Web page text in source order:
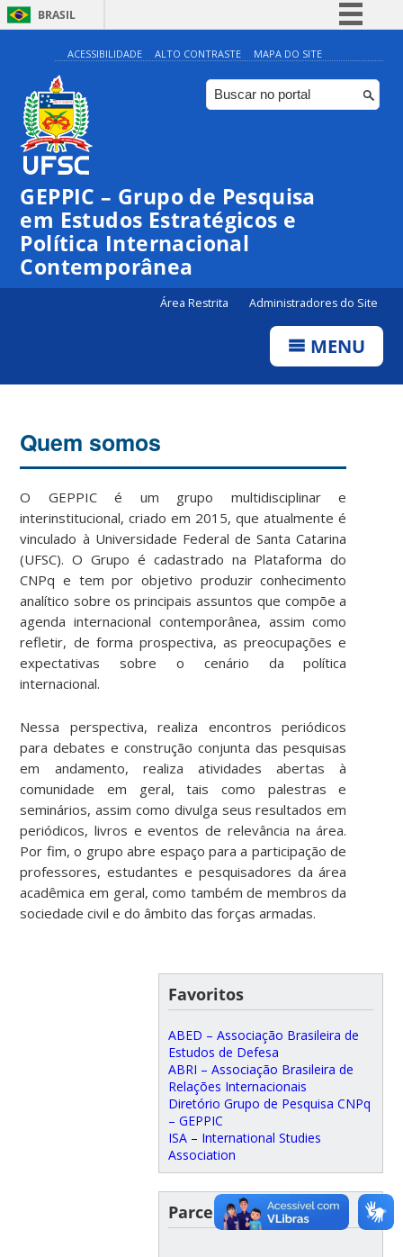
BRASIL
Simplifique!
Comunica BR
Participe
Canais
ACESSIBILIDADE ALTO CONTRASTE MAPA DO SITE
GEPPIC – Grupo de Pesquisa
em Estudos Estratégicos e
Política Internacional
Contemporânea
Área Restrita Administradores do Site
MENU
Quem somos
O GEPPIC é um grupo multidisciplinar e
interinstitucional, criado em 2015, que atualmente é
vinculado à Universidade Federal de Santa Catarina
(UFSC). O Grupo é cadastrado na Plataforma do
CNPq e tem por objetivo produzir conhecimento
analítico sobre os principais assuntos que compõe a
agenda internacional contemporânea, assim como
refletir, de forma prospectiva, as preocupações e
expectativas sobre o cenário da política
internacional.
Nessa perspectiva, realiza encontros periódicos
para debates e construção conjunta das pesquisas
em andamento, realiza atividades abertas à
comunidade em geral, tais como palestras e
seminários, assim como divulga seus resultados em
periódicos, livros e eventos de relevância na área.
Por fim, o grupo abre espaço para a participação de
professores, estudantes e pesquisadores da área
acadêmica em geral, como também de membros da
sociedade civil e do âmbito das forças armadas.
Favoritos
ABED – Associação Brasileira de
Estudos de Defesa
ABRI – Associação Brasileira de
Relações Internacionais
Diretório Grupo de Pesquisa CNPq
– GEPPIC
ISA – International Studies
Association
Parceiros